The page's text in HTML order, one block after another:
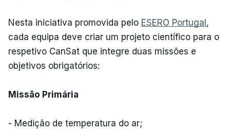
Nesta iniciativa promovida pelo ESERO Portugal ,
cada equipa deve criar um projeto científico para o
respetivo CanSat que integre duas missões e
objetivos obrigatórios:
Missão Primária
- Medição de temperatura do ar;